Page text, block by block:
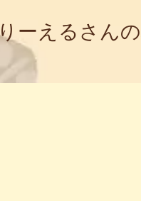
ーえるさん